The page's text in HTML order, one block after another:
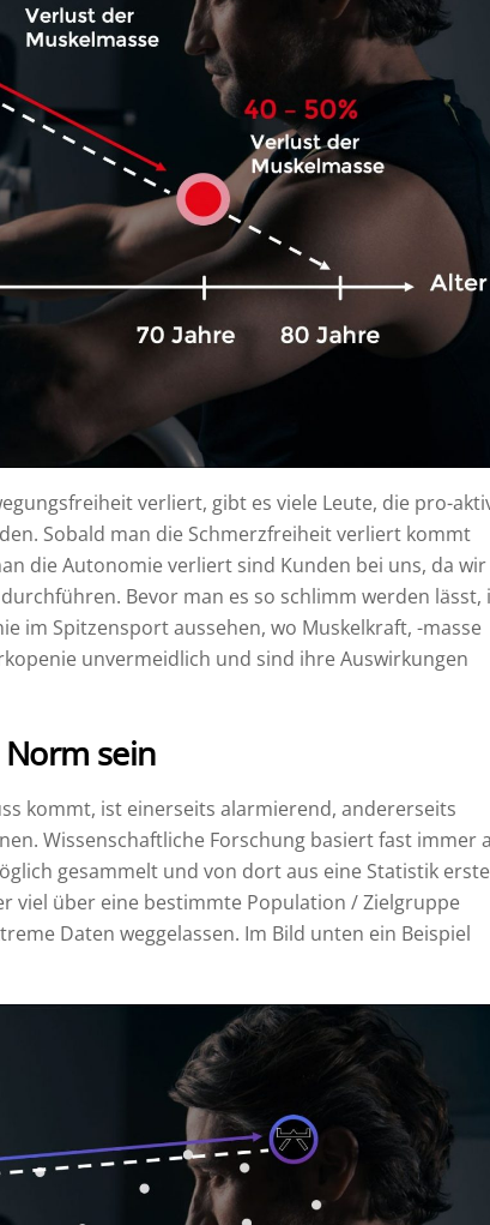
verliert, gibt es viele Leute, die pro-
Sobald man die Schmerzfreiheit verliert kommt
die Autonomie verliert sind Kunden bei uns, da wir
Bevor man es so schlimm werden lässt,
im Spitzensport aussehen, wo Muskelkraft, -masse
unvermeidlich und sind ihre Auswirkungen
sein
kommt, ist einerseits alarmierend, andererseits
Wissenschaftliche Forschung basiert fast immer
gesammelt und von dort aus eine Statistik
viel über eine bestimmte Population / Zielgruppe
Daten weggelassen. Im Bild unten ein Beispiel